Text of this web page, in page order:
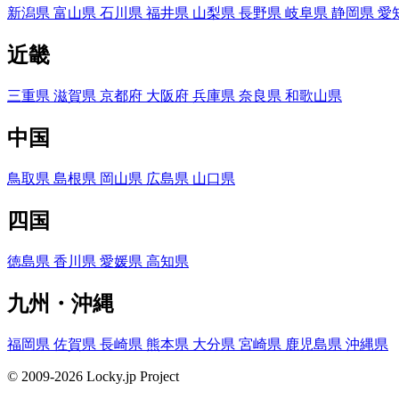
新潟県 富山県 石川県 福井県 山梨県 長野県 岐阜県 静岡県 愛
近畿
三重県 滋賀県 京都府 大阪府 兵庫県 奈良県 和歌山県
中国
鳥取県 島根県 岡山県 広島県 山口県
四国
徳島県 香川県 愛媛県 高知県
九州・沖縄
福岡県 佐賀県 長崎県 熊本県 大分県 宮崎県 鹿児島県 沖縄県
© 2009-2026 Locky.jp Project